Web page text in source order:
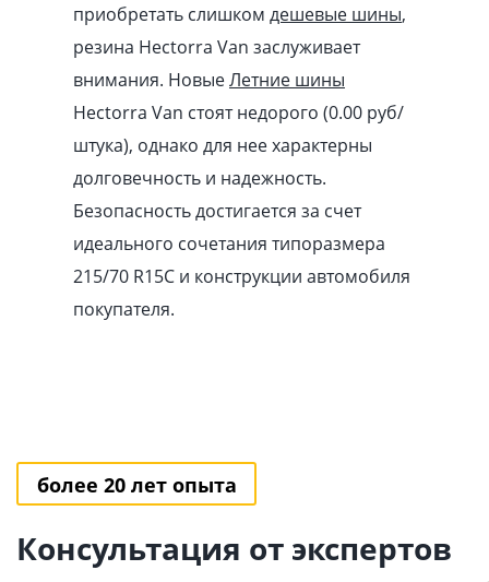
приобретать слишком дешевые шины,
резина Hectorra Van заслуживает
внимания. НовыеЛетние шины
Hectorra Van стоят недорого (0.00 pуб/
штука), однако для нее характерны
долговечность и надежность.
Безопасность достигается за счет
идеального сочетания типоразмера
215/70 R15C и конструкции автомобиля
покупателя.
более 20 лет опыта
Консультация от экспертов